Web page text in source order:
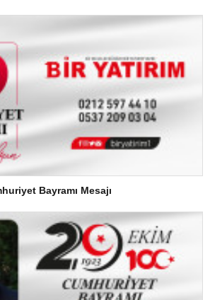
Bayramı Mesajı